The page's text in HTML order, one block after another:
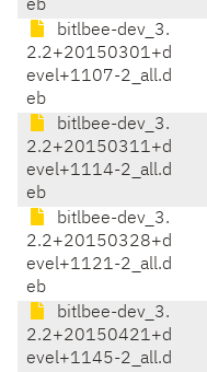
eb
bitlbee-dev_3.
2.2+20150301+d
evel+1107-2_all.d
eb
bitlbee-dev_3.
2.2+20150311+d
evel+1114-2_all.d
eb
bitlbee-dev_3.
2.2+20150328+d
evel+1121-2_all.d
eb
bitlbee-dev_3.
2.2+20150421+d
evel+1145-2_all.d